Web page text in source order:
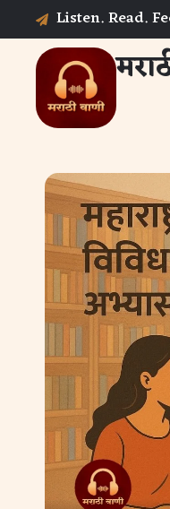
Listen. Read.